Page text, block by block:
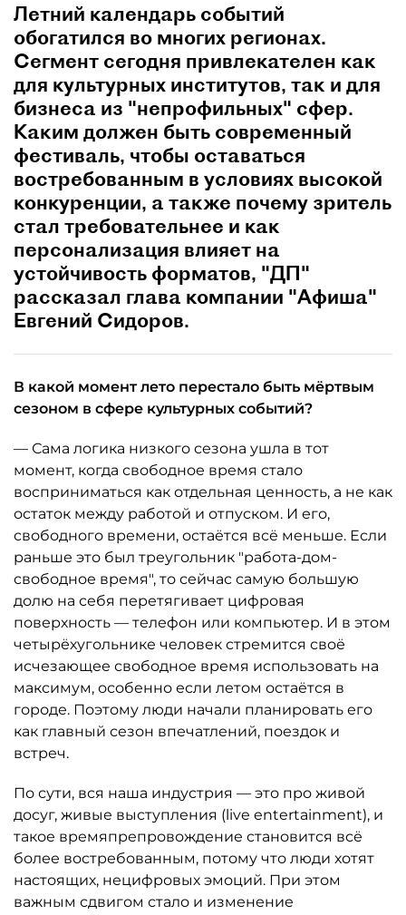
Летний календарь событий
обогатился во многих регионах.
Сегмент сегодня привлекателен как
для культурных институтов, так и для
бизнеса из "непрофильных" сфер.
Каким должен быть современный
фестиваль, чтобы оставаться
востребованным в условиях высокой
конкуренции, а также почему зритель
стал требовательнее и как
персонализация влияет на
устойчивость форматов, "ДП"
рассказал глава компании "Афиша"
Евгений Сидоров.
В какой момент лето перестало быть мёртвым
сезоном в сфере культурных событий?
— Сама логика низкого сезона ушла в тот
момент, когда свободное время стало
восприниматься как отдельная ценность, а не как
остаток между работой и отпуском. И его,
свободного времени, остаётся всё меньше. Если
раньше это был треугольник "работа-дом-
свободное время", то сейчас самую большую
долю на себя перетягивает цифровая
поверхность — телефон или компьютер. И в этом
четырёхугольнике человек стремится своё
исчезающее свободное время использовать на
максимум, особенно если летом остаётся в
городе. Поэтому люди начали планировать его
как главный сезон впечатлений, поездок и
встреч.
По сути, вся наша индустрия — это про живой
досуг, живые выступления (live entertainment), и
такое времяпрепровождение становится всё
более востребованным, потому что люди хотят
настоящих, нецифровых эмоций. При этом
важным сдвигом стало и изменение